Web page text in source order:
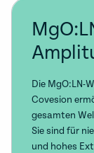
Die MgO:LN-
Covesion
gesamten
Sie sind für
und hohes